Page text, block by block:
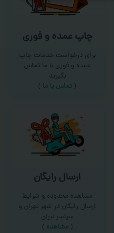
چاپ عمده و فوری
برای درخواست خدمات چاپ
عمده و فوری با ما تماس
بگیرید
( تماس با ما )
ارسال رایگان
مشاهده محدوده و شرایط
ارسال رایگان در شهر تهران و
سراسر ایران
(مشاهده )